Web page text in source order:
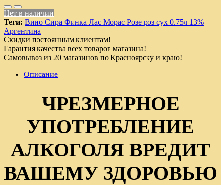
Нет в наличии
Теги: Вино Сира Финка Лас Морас Розе роз сух 0.75л 13%
Аргентина
Скидки постоянным клиентам!
Гарантия качества всех товаров магазина!
Самовывоз из 20 магазинов по Красноярску и краю!
Описание
ЧРЕЗМЕРНОЕ
УПОТРЕБЛЕНИЕ
АЛКОГОЛЯ ВРЕДИТ
ВАШЕМУ ЗДОРОВЬЮ